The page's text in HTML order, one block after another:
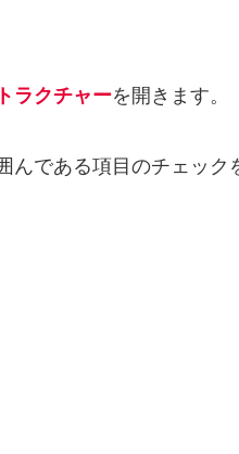
ラクチャーを開きます。
んである項目のチェック